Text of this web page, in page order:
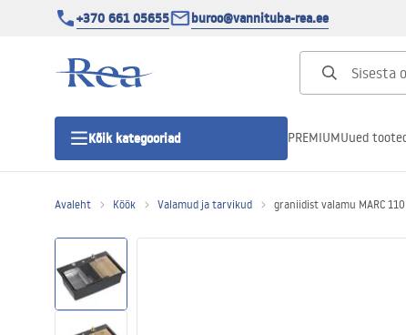
+370 661 05655 buroo@vannituba-rea.ee
Kõik kategooriad
Duši uks
Vannitoa dušialused
PREMIUMUued
Avaleht Köök Valamud ja tarvikud graniidist valamu MARC 110